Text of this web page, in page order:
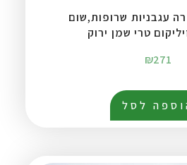
עגבניות שרופות,שום
טרי שמן ירוק
₪271
לסל